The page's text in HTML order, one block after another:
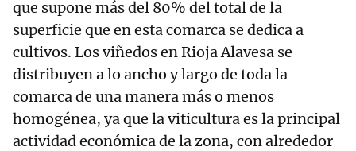
que supone más del 80% del total de la
superficie que en esta comarca se dedica a
cultivos. Los viñedos en Rioja Alavesa se
distribuyen a lo ancho y largo de toda la
comarca de una manera más o menos
homogénea, ya que la viticultura es la principal
actividad económica de la zona, con alrededor